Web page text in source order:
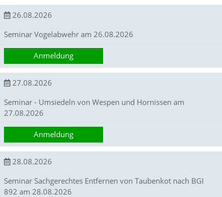
t
e
u
n
f
r
S
i
o
p
t
m
i
e
t
e
26.08.2026
Seminar Vogelabwehr am 26.08.2026
Anmeldung
27.08.2026
Seminar - Umsiedeln von Wespen und Hornissen am
27.08.2026
Anmeldung
28.08.2026
Seminar Sachgerechtes Entfernen von Taubenkot nach BGI
892 am 28.08.2026